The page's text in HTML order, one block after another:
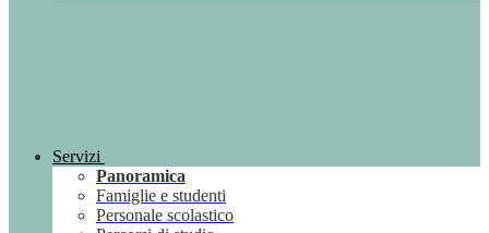
Servizi
Panoramica
Famiglie e studenti
Personale scolastico